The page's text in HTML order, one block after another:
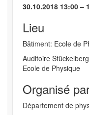
30.10.2018 13:00 –
Lieu
Bâtiment: Ecole de
Auditoire Stückelberg
Ecole de Physique
Organisé
Département de